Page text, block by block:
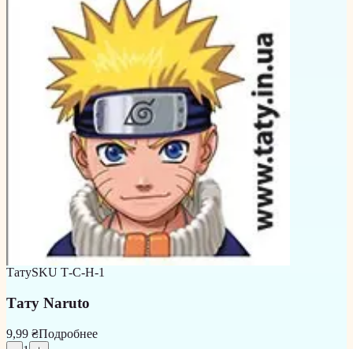
ТатуSKU Т-С-Н-1
Тату Naruto
9,99 ₴Подробнее